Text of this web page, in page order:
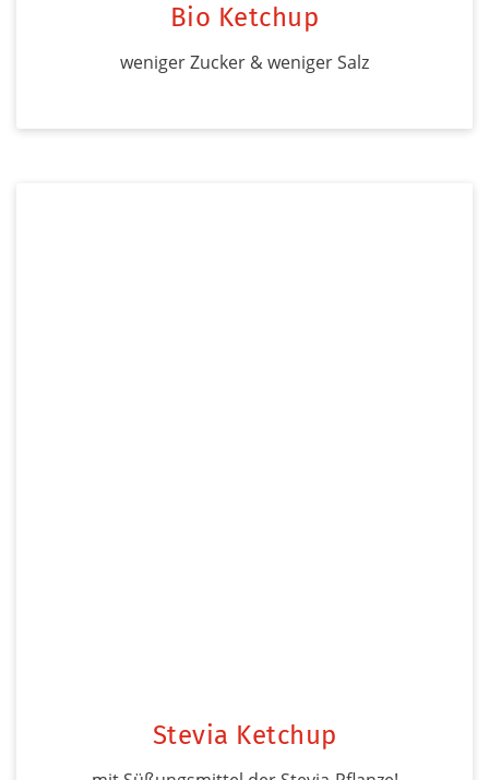
Bio Ketchup
weniger Zucker & weniger Salz
Stevia Ketchup